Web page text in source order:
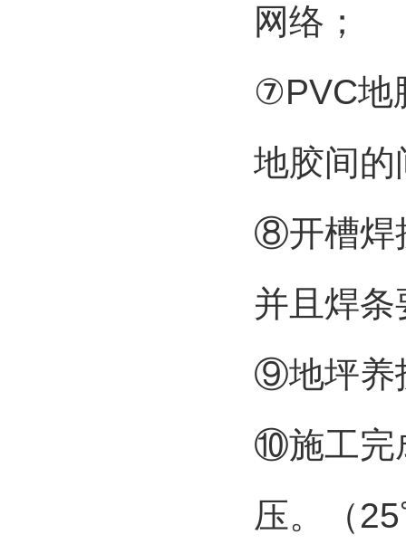
网络；
⑦PVC地
地胶间的
⑧开槽焊
并且焊
⑨地坪养
⑩施工完
压。（